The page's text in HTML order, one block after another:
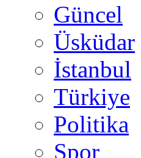
Güncel
Üsküdar
İstanbul
Türkiye
Politika
Spor